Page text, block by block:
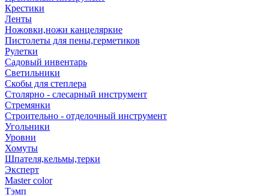
Крестики
Ленты
Ножовки,ножи канцеляркие
Пистолеты для пены,герметиков
Рулетки
Садовый инвентарь
Светильники
Скобы для степлера
Столярно - слесарный инструмент
Стремянки
Строительно - отделочный инструмент
Угольники
Уровни
Хомуты
Шпателя,кельмы,терки
Эксперт
Master color
Тэмп